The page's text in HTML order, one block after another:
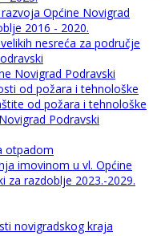
Općine Novigrad
2016 - 2020.
nesreća za područje
Novigrad Podravski
od požara i tehnološke
od požara i tehnološke
Podravski
otpadom
imovinom u vl. Općine
za razdoblje 2023.-2029.
novigradskog kraja